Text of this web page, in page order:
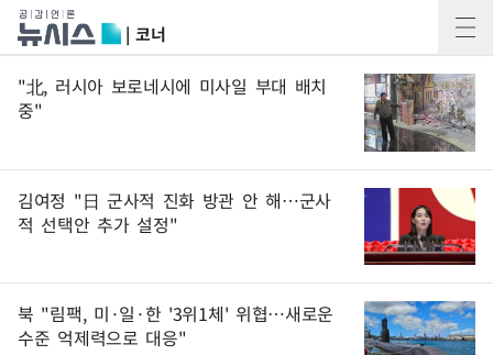
| 코너
"北, 러시아 보로네시에 미사일 부대 배치
중"
김여정 "日 군사적 진화 방관 안 해…군사
적 선택안 추가 설정"
북 "림팩, 미·일·한 '3위1체' 위협…새로운
수준 억제력으로 대응"